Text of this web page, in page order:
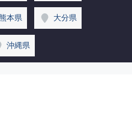
本県 大分県
沖縄県